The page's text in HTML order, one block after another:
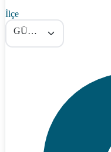
İlçe
GÜROYMAK